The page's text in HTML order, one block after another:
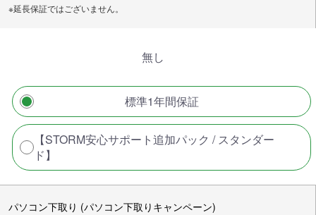
※延長保証ではございません。
無し
標準1年間保証
【STORM安心サポート追加パック / スタンダー
ド】
パソコン下取り (パソコン下取りキャンペーン)